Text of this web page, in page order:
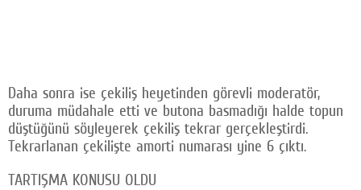
Daha sonra ise çekiliş heyetinden görevli moderatör,
duruma müdahale etti ve butona basmadığı halde topun
düştüğünü söyleyerek çekiliş tekrar gerçekleştirdi.
Tekrarlanan çekilişte amorti numarası yine 6 çıktı.
TARTIŞMA KONUSU OLDU